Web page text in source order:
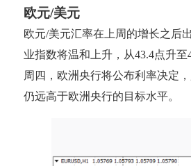
欧元/美元
欧元/美元汇率在上周的增长之后
业指数将温和上升，从43.4点升
周四，欧洲央行将公布利率决定
仍远高于欧洲央行的目标水平。